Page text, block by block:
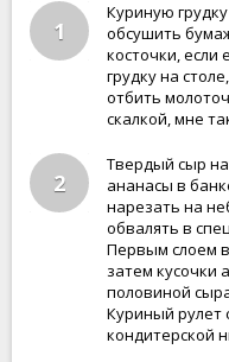
1
Куриную
обсушить
косточки, если
грудку на
отбить
скалкой, мне
2
Твердый сыр
ананасы в
нарезать на
обвалять в
Первым слоем
затем кусочки
половиной
Куриный рулет
кондитерской